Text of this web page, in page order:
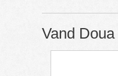
Vand